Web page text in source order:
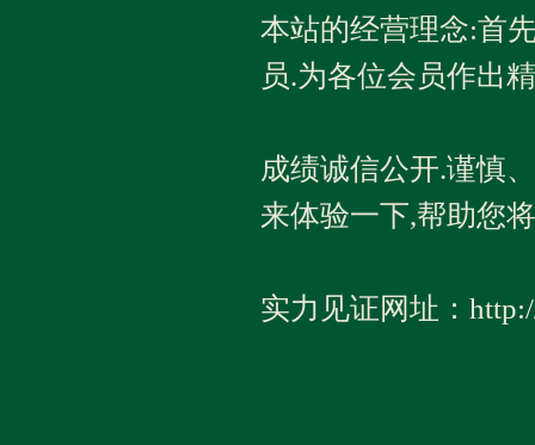
本站的经营理念:首
员.为各位会员作出
成绩诚信公开.谨慎
来体验一下,帮助您
实力见证网址：